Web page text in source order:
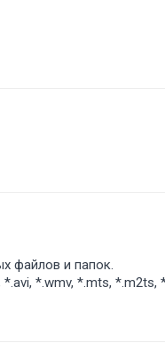
файлов и папок.
*.wmv, *.mts,